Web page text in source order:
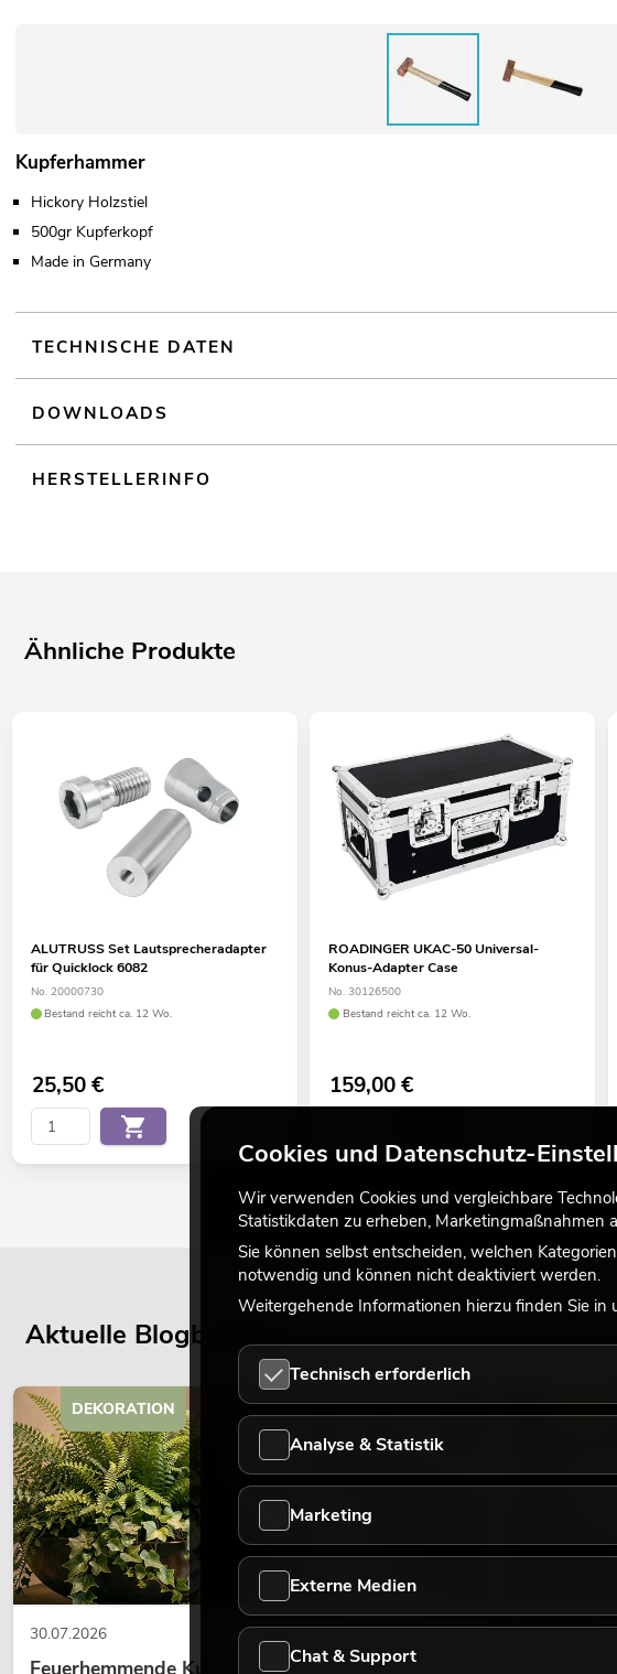
Kupferhammer
Hickory Holzstiel
500gr Kupferkopf
Made in Germany
TECHNISCHE DATEN
DOWNLOADS
HERSTELLERINFO
Ähnliche Produkte
ALUTRUSS Set Lautsprecheradapter
für Quicklock 6082
No. 20000730
Bestand reicht ca. 12 Wo.
25,50€
ROADINGER UKAC-50 Universal-
Konus-Adapter Case
No. 30126500
Bestand reicht ca. 12 Wo.
159,00€
Aktuelle Blogbeiträge
30.07.2026
DEKORATION
18.06.2026
LICHT
Cookies und Datenschutz-
Wir verwenden Cookies und vergleichbare
Statistikdaten zu erheben, Marketingmaßnahmen
Sie können selbst entscheiden, welchen
notwendig und können nicht deaktiviert werden.
Weitergehende Informationen hierzu finden Sie in
Technisch erforderlich
Analyse & Statistik
Marketing
Externe Medien
Chat & Support